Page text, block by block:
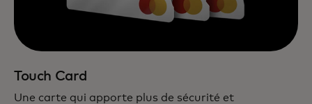
Touch Card
Une carte qui apporte plus de sécurité et